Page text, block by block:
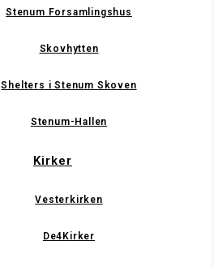
Stenum Forsamlingshus
Skovhytten
Shelters i Stenum Skoven
Stenum-Hallen
Kirker
Vesterkirken
De4Kirker